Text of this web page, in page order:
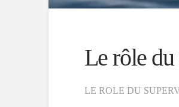
Le rôle
LE ROLE DU